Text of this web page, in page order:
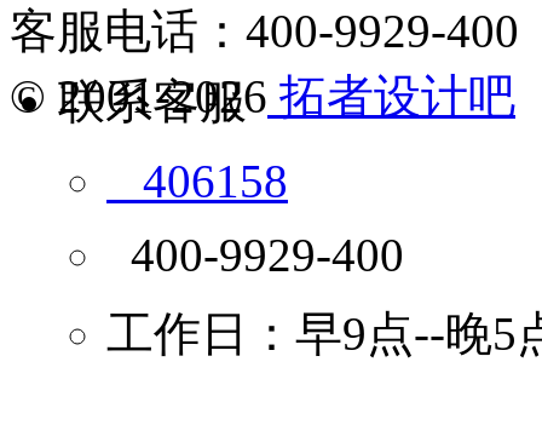
客服电话：400-9929-400
© 2001-2026 拓者设计吧
联系客服
406158
400-9929-400
工作日：早9点--晚5